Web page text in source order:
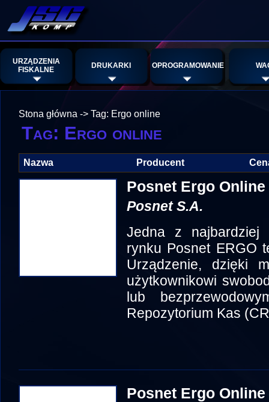
URZĄDZENIA
FISKALNE
DRUKARKI OPROGRAMOWANIE
Stona główna -> Tag: Ergo online
Tag: Ergo online
Nazwa Producent
Posnet Ergo Online
Posnet S.A.
Jedna z najbardziej
rynku Posnet ERGO
Urządzenie, dzięki
użytkownikowi
lub
Repozytorium Kas
Posnet Ergo Online